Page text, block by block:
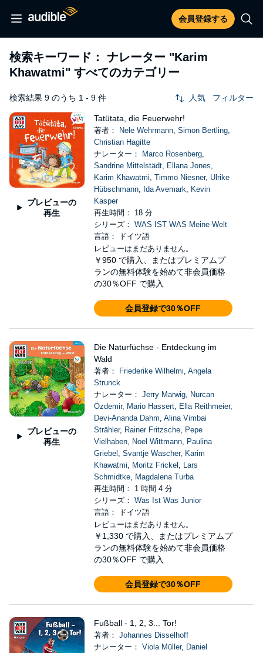
会員登録する
検索キーワード： ナレーター "Karim
Khawatmi" すべてのカテゴリー
検索結果 9 のうち 1 - 9 件 人気 フィルター
プレビューの
再生
Tatütata, die Feuerwehr!
著者： Nele Wehrmann, Simon Bertling,
Christian Hagitte
ナレーター：
Marco Rosenberg,
Sandrine Mittelstädt, Ellana Jones,
Karim Khawatmi, Timmo Niesner, Ulrike
Hübschmann, Ida Avemark, Kevin
Kasper
再生時間： 18 分
シリーズ： WAS IST WAS Meine Welt
言語： ドイツ語
レビューはまだありません。
￥950 で購入、またはプレミアムプ
ランの無料体験を始めて非会員価格
の30％OFF で購入
会員登録で30％OFF
プレビューの
再生
Die Naturfüchse - Entdeckung im
Wald
著者： Friederike Wilhelmi, Angela
Strunck
ナレーター： Jerry Marwig, Nurcan
Özdemir, Mario Hassert, Ella Reithmeier,
Devi-Ananda Dahm, Alina Vimbai
Strähler, Rainer Fritzsche, Pepe
Vielhaben, Noel Wittmann, Paulina
Griebel , Svantje Wascher, Karim
Khawatmi, Moritz Frickel , Lars
Schmidtke, Magdalena Turba
再生時間： 1 時間 4 分
シリーズ： Was Ist Was Junior
言語： ドイツ語
レビューはまだありません。
￥1,330 で購入、またはプレミアムプ
ランの無料体験を始めて非会員価格
の30％OFF で購入
会員登録で30％OFF
Fußball - 1, 2, 3... Tor!
著者： Johannes Disselhoff
ナレーター： Viola Müller, Daniel